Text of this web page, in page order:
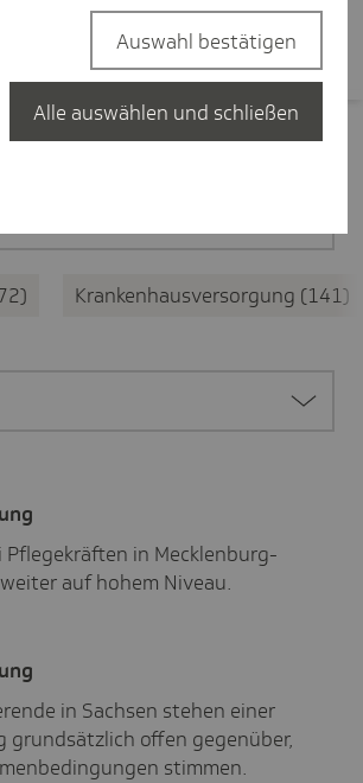
Krankenhausversorgung 141
Pflegekräften in Mecklenburg-
auf hohem Niveau.
in Sachsen stehen einer
grundsätzlich offen gegenüber,
stimmen.
Auswahl bestätigen
Alle auswählen und schließen